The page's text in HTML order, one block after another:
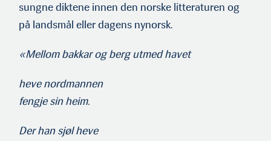
sungne diktene innen den norske litteraturen og
på landsmål eller dagens nynorsk.
«Mellom bakkar og berg utmed havet
heve nordmannen
fengje sin heim.
Der han sjøl heve